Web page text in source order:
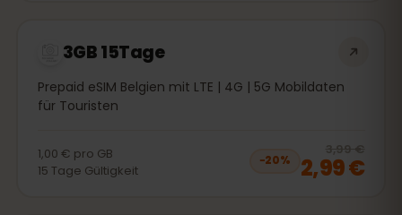
3GB 15Tage
Prepaid eSIM Belgien mit LTE | 4G | 5G Mobildaten
für Touristen
1,00 € pro GB
15 Tage Gültigkeit
−20%
3,99 €
2,99 €